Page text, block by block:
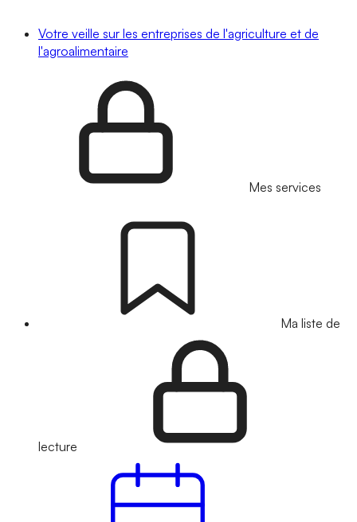
Votre veille sur les entreprises de l'agriculture et de
l'agroalimentaire
Mes services
Ma liste de
lecture